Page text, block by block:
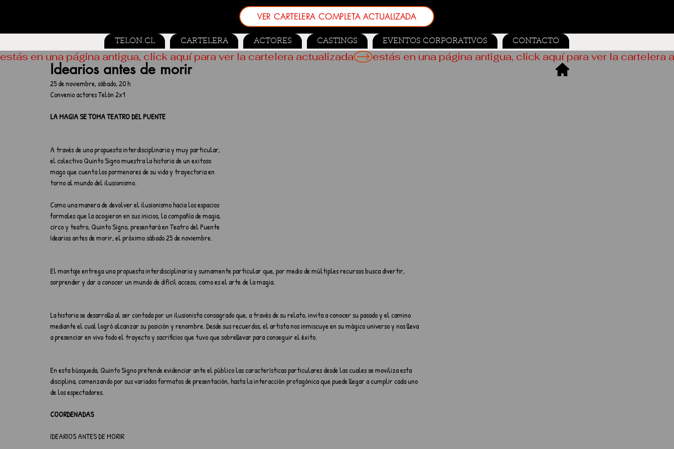
VER CARTELERA COMPLETA ACTUALIZADA
TELON.CL CARTELERA ACTORES CASTINGS EVENTOS CORPORATIVOS CONTACTO
Idearios antes de morir
25 de noviembre, sábado, 20 h
Convenio actores Telón 2x1
LA MAGIA SE TOMA TEATRO DEL PUENTE
A través de una propuesta interdisciplinaria y muy particular,
el colectivo Quinto Signo muestra la historia de un exitoso
mago que cuenta los pormenores de su vida y trayectoria en
torno al mundo del ilusionismo.
Como una manera de devolver el ilusionismo hacia los espacios
formales que la acogieron en sus inicios, la compañía de magia,
circo y teatro, Quinto Signo, presentará en Teatro del Puente
Idearios antes de morir, el próximo sábado 25 de noviembre.
El montaje entrega una propuesta interdisciplinaria y sumamente particular que, por medio de múltiples recursos busca divertir,
sorprender y dar a conocer un mundo de difícil acceso, como es el arte de la magia.
La historia se desarrolla al ser contada por un ilusionista consagrado que, a través de su relato, invita a conocer su pasado y el camino
mediante el cual logró alcanzar su posición y renombre. Desde sus recuerdos, el artista nos inmiscuye en su mágico universo y nos lleva
a presenciar en vivo todo el trayecto y sacrificios que tuvo que sobrellevar para conseguir el éxito.
En esta búsqueda, Quinto Signo pretende evidenciar ante el público las características particulares desde las cuales se moviliza esta
disciplina, comenzando por sus variados formatos de presentación, hasta la interacción protagónica que puede llegar a cumplir cada uno
de los espectadores.
COORDENADAS
IDEARIOS ANTES DE MORIR
estás en una página antigua, click aquí para ver la cartelera actualizada